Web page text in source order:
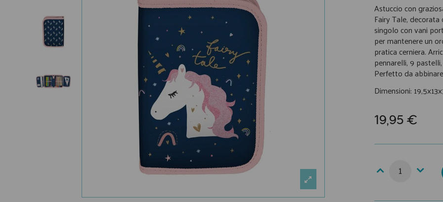
Astuccio con
Fairy Tale,
singolo con vani
per mantenere un
pratica cerniera.
pennarelli, 9
Perfetto da
Dimensioni:
19,95 €